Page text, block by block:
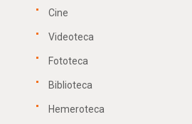
Cine
Videoteca
Fototeca
Biblioteca
Hemeroteca